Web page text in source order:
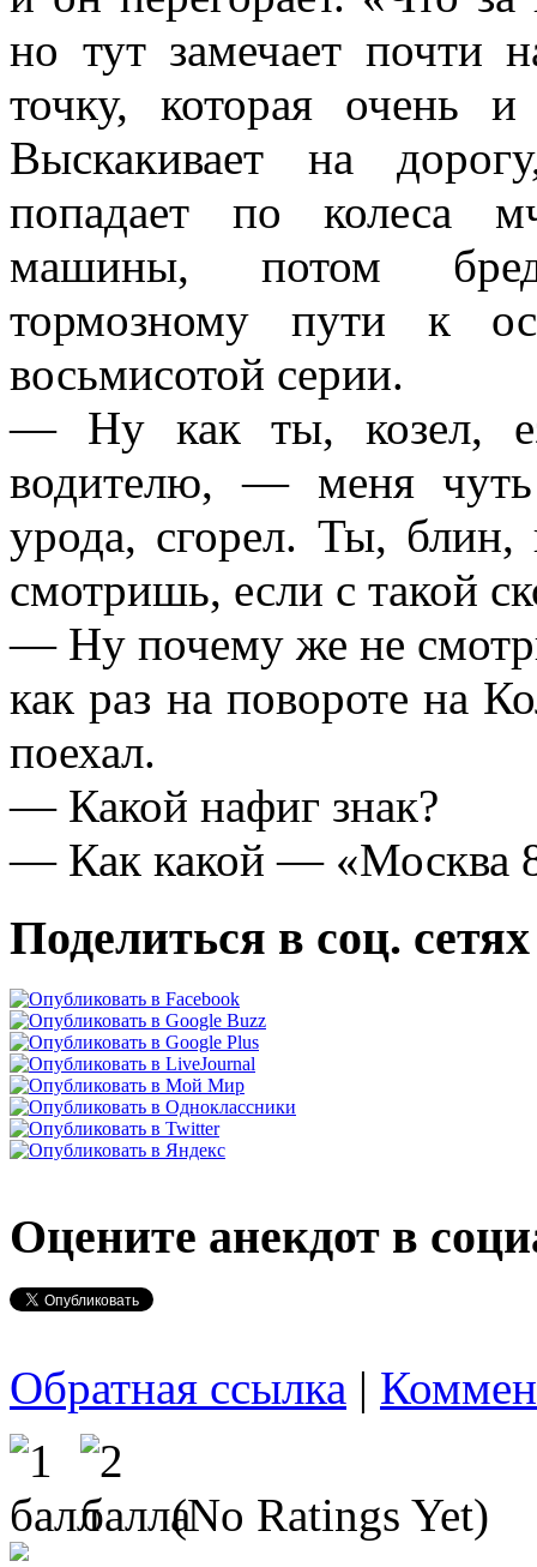
но тут замечает почти
точку, которая очень
Выскакивает на
попадает по колеса
машины, потом
тормозному пути к
восьмисотой серии.
— Ну как ты, козел,
водителю, — меня
урода, сгорел. Ты,
смотришь, если с такой
— Ну почему же не
как раз на повороте на
поехал.
— Какой нафиг знак?
— Как какой — «Москва
Поделиться в соц. сетях
Оцените анекдот в
Обратная ссылка |
(No Ratings Yet)